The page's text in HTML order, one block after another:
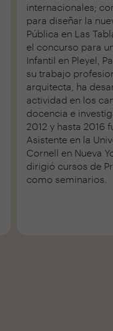
internacionales;
para diseñar la
Pública en Las
el concurso para
Infantil en Pleyel,
su trabajo
arquitecta, ha
actividad en los
docencia e
2012 y hasta 2016
Asistente en la
Cornell en Nueva
dirigió cursos de
como seminarios.